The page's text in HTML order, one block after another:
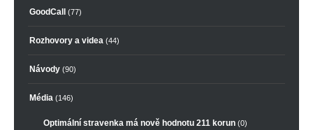
GoodCall (77)
Rozhovory a videa (44)
Návody (90)
Média (146)
Optimální stravenka má nově hodnotu 211 korun (0)